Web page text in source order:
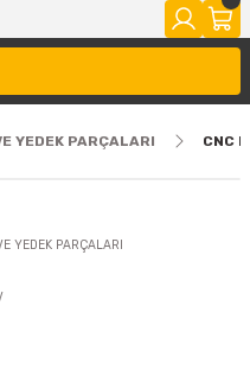
YEDEK PARÇALARI CNC
YEDEK PARÇALARI